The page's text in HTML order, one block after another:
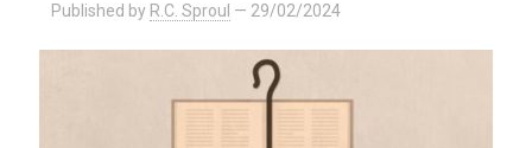
Published by R.C. Sproul — 29/02/2024